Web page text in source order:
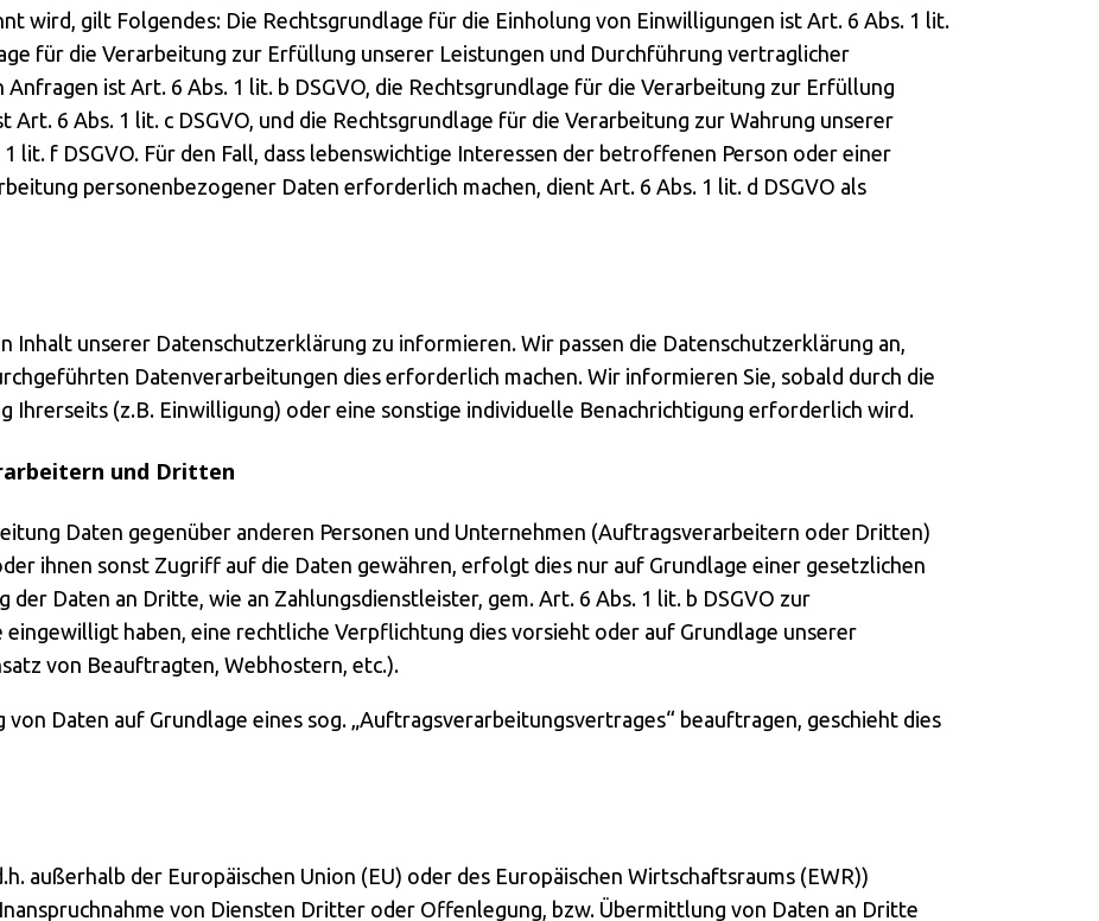
wird, gilt Folgendes: Die Rechtsgrundlage für die Einholung von Einwilligungen ist Art. 6 Abs. 1 lit.
für die Verarbeitung zur Erfüllung unserer Leistungen und Durchführung vertraglicher
ist Art. 6 Abs. 1 lit. b DSGVO, die Rechtsgrundlage für die Verarbeitung zur Erfüllung
6 Abs. 1 lit. c DSGVO, und die Rechtsgrundlage für die Verarbeitung zur Wahrung unserer
lit. f DSGVO. Für den Fall, dass lebenswichtige Interessen der betroffenen Person oder einer
personenbezogener Daten erforderlich machen, dient Art. 6 Abs. 1 lit. d DSGVO als
Inhalt unserer Datenschutzerklärung zu informieren. Wir passen die Datenschutzerklärung an,
Datenverarbeitungen dies erforderlich machen. Wir informieren Sie, sobald durch die
Ihrerseits (z.B. Einwilligung) oder eine sonstige individuelle Benachrichtigung erforderlich wird.
und Dritten
Daten gegenüber anderen Personen und Unternehmen (Auftragsverarbeitern oder Dritten)
ihnen sonst Zugriff auf die Daten gewähren, erfolgt dies nur auf Grundlage einer gesetzlichen
der Daten an Dritte, wie an Zahlungsdienstleister, gem. Art. 6 Abs. 1 lit. b DSGVO zur
haben, eine rechtliche Verpflichtung dies vorsieht oder auf Grundlage unserer
von Beauftragten, Webhostern, etc.).
Daten auf Grundlage eines sog. „Auftragsverarbeitungsvertrages“ beauftragen, geschieht dies
außerhalb der Europäischen Union (EU) oder des Europäischen Wirtschaftsraums (EWR))
von Diensten Dritter oder Offenlegung, bzw. Übermittlung von Daten an Dritte